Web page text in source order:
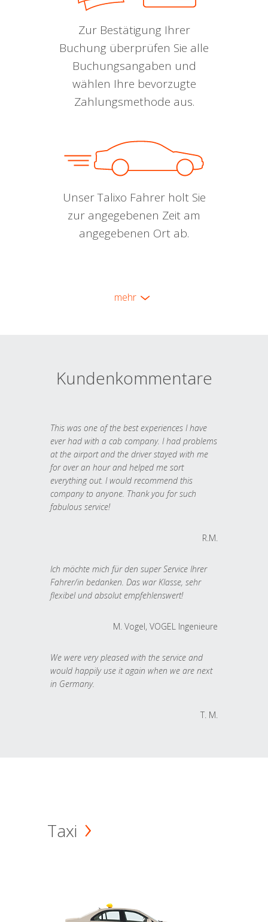
Zur Bestätigung Ihrer
Buchung überprüfen Sie alle
Buchungsangaben und
wählen Ihre bevorzugte
Zahlungsmethode aus.
Unser Talixo Fahrer holt Sie
zur angegebenen Zeit am
angegebenen Ort ab.
mehr
Kundenkommentare
This was one of the best experiences I have
ever had with a cab company. I had problems
at the airport and the driver stayed with me
for over an hour and helped me sort
everything out. I would recommend this
company to anyone. Thank you for such
fabulous service!
R.M.
Ich möchte mich für den super Service Ihrer
Fahrer/in bedanken. Das war Klasse, sehr
flexibel und absolut empfehlenswert!
M. Vogel, VOGEL Ingenieure
We were very pleased with the service and
would happily use it again when we are next
in Germany.
T. M.
Taxi